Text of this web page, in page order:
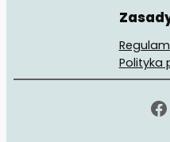
Polityka